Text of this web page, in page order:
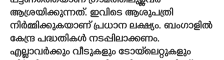
ആശ്രയിക്കുന്നത്. ഇവിടെ ആശുപത്രി
നിർമ്മിക്കുകയാണ് പ്രധാന ലക്ഷ്യം. ബംഗാളിൽ
കേന്ദ്ര പദ്ധതികൾ നടപ്പിലാക്കണം.
എല്ലാവർക്കും വീടുകളും ടോയ്‌ലെറ്റുകളും